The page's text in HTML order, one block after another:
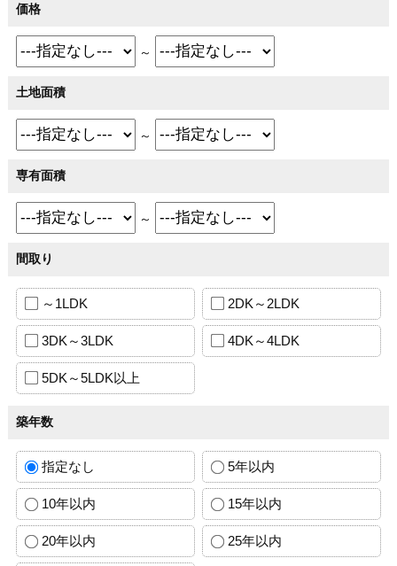
価格
～
土地面積
～
専有面積
～
間取り
～1LDK 2DK～2LDK
3DK～3LDK 4DK～4LDK
5DK～5LDK以上
築年数
指定なし 5年以内
10年以内 15年以内
20年以内 25年以内